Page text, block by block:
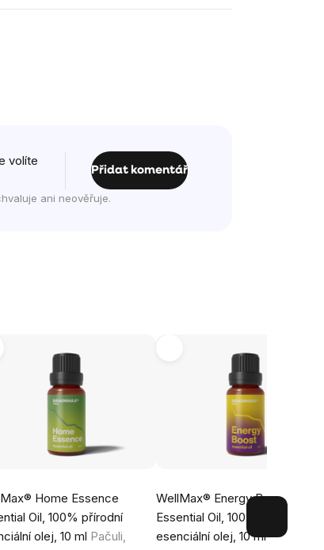
volíte
Přidat komentář
ani neověřuje.
Home Essence
Oil, 100% přírodní
olej, 10 ml Pačuli,
WellMax® Energy Boost
Essential Oil, 100% přírodní
esenciální olej, 10 ml